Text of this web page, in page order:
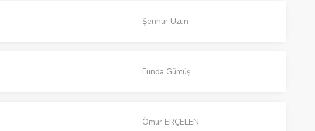
Şennur Uzun
Funda Gümüş
Ömür ERÇELEN